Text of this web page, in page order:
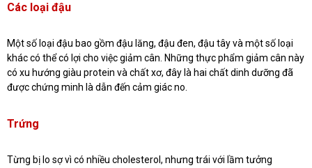
Các loại đậu
Một số loại đậu bao gồm đậu lăng, đậu đen, đậu tây và một số loại
khác có thể có lợi cho việc giảm cân. Những thực phẩm giảm cân này
có xu hướng giàu protein và chất xơ, đây là hai chất dinh dưỡng đã
được chứng minh là dẫn đến cảm giác no.
Trứng
Từng bị lo sợ vì có nhiều cholesterol, nhưng trái với lầm tưởng